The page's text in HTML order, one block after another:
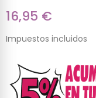
16,95 €
Impuestos incluidos